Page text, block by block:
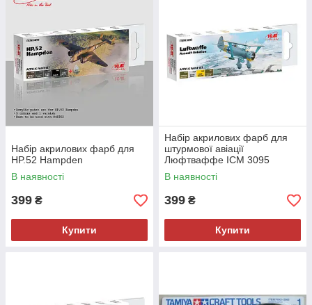
Набір акрилових фарб для
HP.52 Hampden
В наявності
399 ₴
Купити
Набір акрилових фарб для
штурмової авіації
Люфтваффе ICM 3095
В наявності
399 ₴
Купити